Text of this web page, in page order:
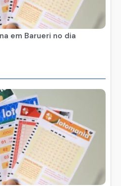
em Barueri no dia